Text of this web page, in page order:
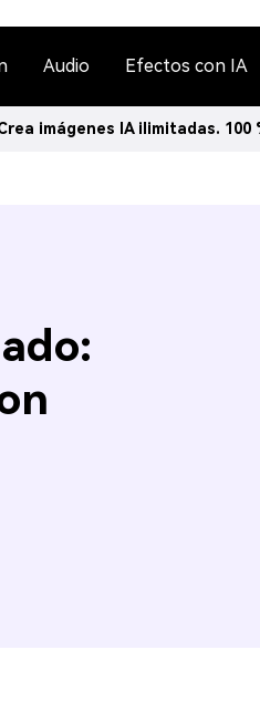
Audio Efectos con IA
imágenes IA ilimitadas. 100